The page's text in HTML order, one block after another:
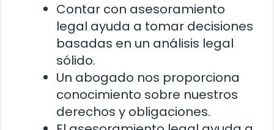
Contar con asesoramiento
legal ayuda a tomar decisiones
basadas en un análisis legal
sólido.
Un abogado nos proporciona
conocimiento sobre nuestros
derechos y obligaciones.